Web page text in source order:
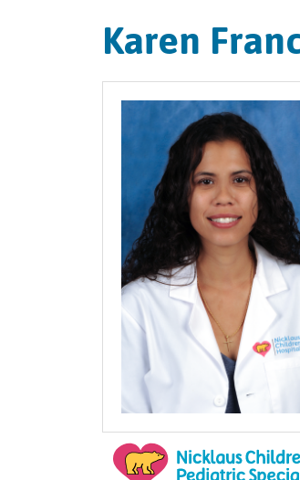
Karen